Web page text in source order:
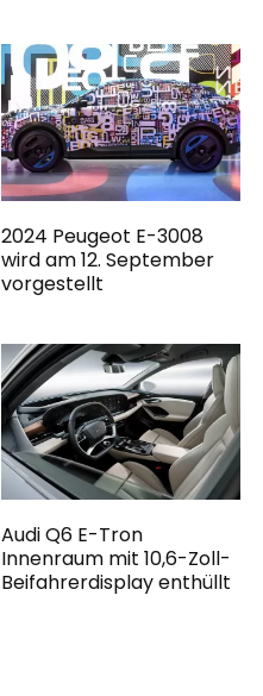
2024 Peugeot E-3008
wird am 12. September
vorgestellt
Audi Q6 E-Tron
Innenraum mit 10,6-Zoll-
Beifahrerdisplay enthüllt